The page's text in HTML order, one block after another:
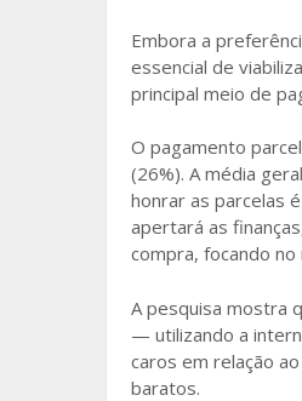
Embora a
essencial de
principal meio de
O pagamento
(26%). A média
honrar as parcelas
apertará as
compra, focando
A pesquisa mostra
— utilizando a
caros em relação
baratos.